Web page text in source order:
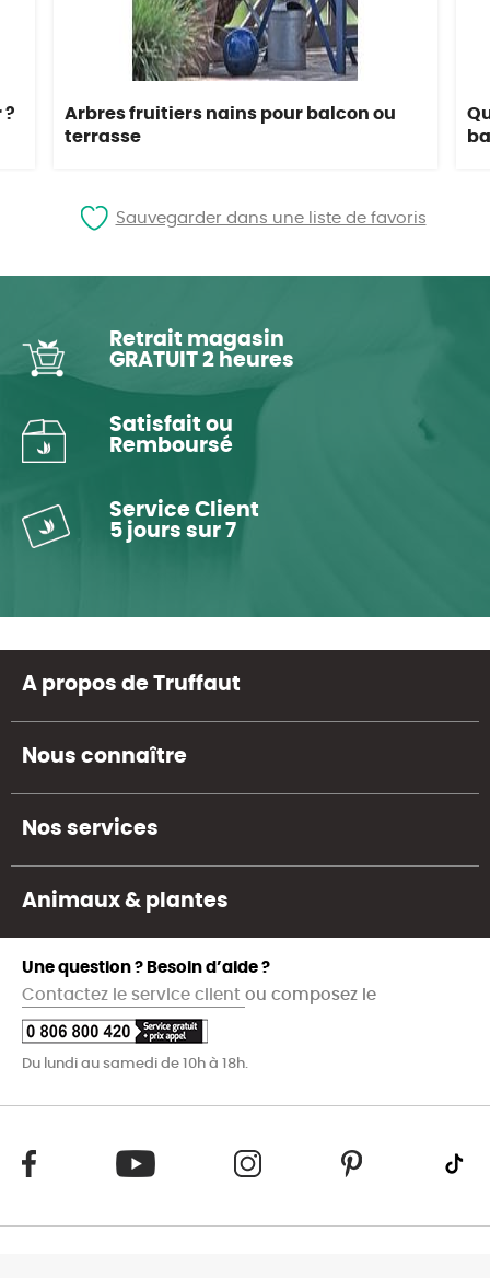
Sauvegarder dans une liste de favoris
?
Arbres fruitiers nains pour balcon ou
terrasse
Retrait magasin
GRATUIT 2 heures
Satisfait ou
Remboursé
Service Client
5 jours sur 7
A propos de Truffaut
Nous connaître
Nos services
Animaux & plantes
Une question ? Besoin d’aide ?
Contactez le service client ou composez le
Du lundi au samedi de 10h à 18h.